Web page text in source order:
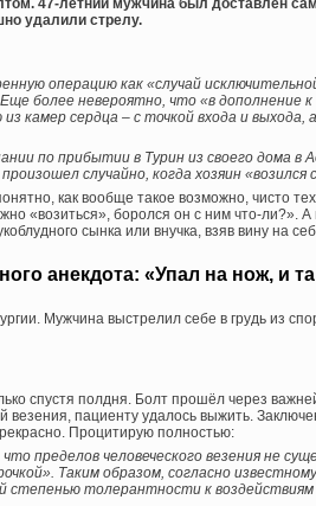
47-летний мужчина был доставлен
удалили стрелу.
операцию как «случай
более невероятно, что «в дополнение
камер сердца – с точкой входа и
по прибытии в Турин из своего дома в
случайно, когда хозяин «возился
как вообще такое возможно, чисто
«возиться», боролся он с ним что-ли?».
сынка или внучка, взяв вину на
анекдота: «Упал на нож, и
Мужчина выстрелил себе в грудь из
спустя полдня. Болт прошёл через
везения, пациенту удалось выжить.
Процитирую полностью:
пределов человеческого везения не
Таким образом, согласно
степенью толерантности к